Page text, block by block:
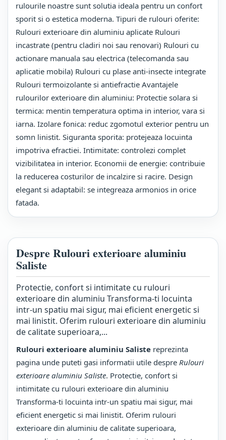
rulourile noastre sunt solutia ideala pentru un confort
sporit si o estetica moderna. Tipuri de rulouri oferite:
Rulouri exterioare din aluminiu aplicate Rulouri
incastrate (pentru cladiri noi sau renovari) Rulouri cu
actionare manuala sau electrica (telecomanda sau
aplicatie mobila) Rulouri cu plase anti-insecte integrate
Rulouri termoizolante si antiefractie Avantajele
rulourilor exterioare din aluminiu: Protectie solara si
termica: mentin temperatura optima in interior, vara si
iarna. Izolare fonica: reduc zgomotul exterior pentru un
somn linistit. Siguranta sporita: protejeaza locuinta
impotriva efractiei. Intimitate: controlezi complet
vizibilitatea in interior. Economii de energie: contribuie
la reducerea costurilor de incalzire si racire. Design
elegant si adaptabil: se integreaza armonios in orice
fatada.
Despre Rulouri exterioare aluminiu
Saliste
Protectie, confort si intimitate cu rulouri
exterioare din aluminiu Transforma-ti locuinta
intr-un spatiu mai sigur, mai eficient energetic si
mai linistit. Oferim rulouri exterioare din aluminiu
de calitate superioara,...
Rulouri exterioare aluminiu Saliste reprezinta
pagina unde puteti gasi informatii utile despre Rulouri
exterioare aluminiu Saliste. Protectie, confort si
intimitate cu rulouri exterioare din aluminiu
Transforma-ti locuinta intr-un spatiu mai sigur, mai
eficient energetic si mai linistit. Oferim rulouri
exterioare din aluminiu de calitate superioara,